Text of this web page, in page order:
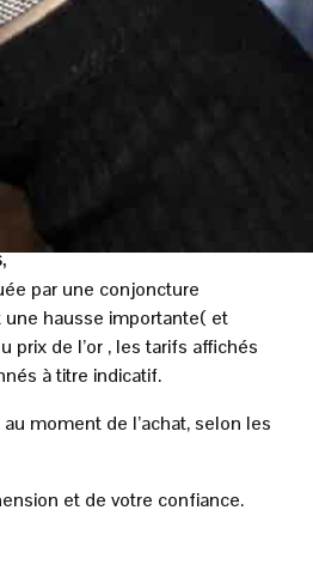
bicolore au design
anneaux crée un effet visuel
relief à cette alliance. De
permet de la porter
or bicolore 18K
un mariage ou un
également être choisie
à porter chaque jour.
en or 18
cette alliance
Par ailleurs, son
par une conjoncture
hausse importante( et
prix de l’or , les tarifs affichés
à titre indicatif.
moment de l’achat, selon les
et de votre confiance.